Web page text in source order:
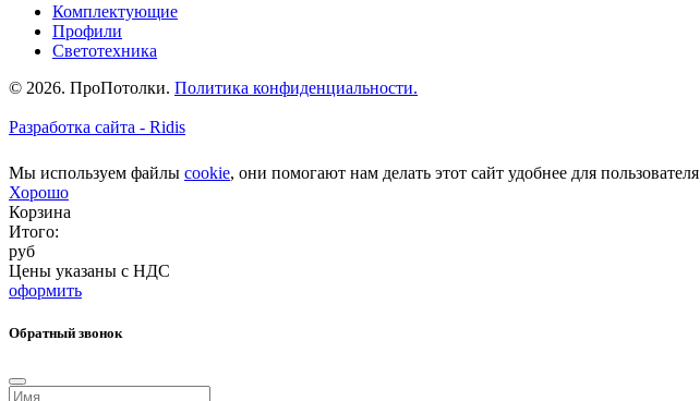
Комплектующие
Профили
Светотехника
© 2026. ПроПотолки. Политика конфиденциальности.
Разработка сайта - Ridis
Мы используем файлы cookie, они помогают нам делать этот сайт удобнее для пользователя
Хорошо
Корзина
Итого:
руб
Цены указаны с НДС
оформить
Обратный звонок